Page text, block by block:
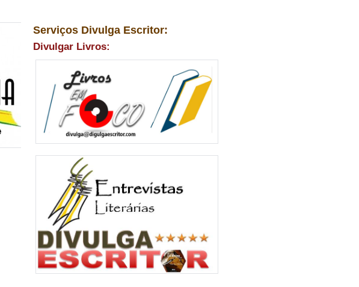
Serviços Divulga Escritor:
Divulgar Livros: